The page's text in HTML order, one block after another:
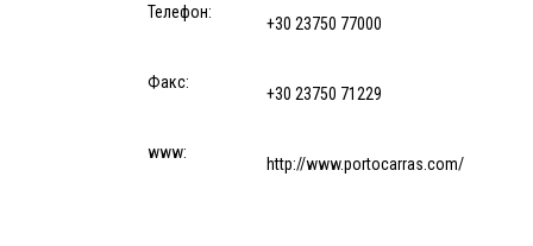
Телефон:
+30 23750 77000
Факс:
+30 23750 71229
www:
http://www.portocarras.com/